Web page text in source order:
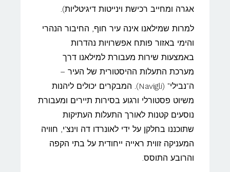
אגרה ומחייב רכישת וינייטות דיגיטליות).
למרות שמילאנו אינה עיר חוף, החיבור הנהרי
והימי באזור פותח אפשרויות נהדרות
באמצעות שירות מעבורת למילאנו דרך
מערכת התעלות ההיסטורית של העיר –
ה"נבילי" (Navigli). המבקרים יכולים ליהנות
משיוט פסטורלי ורגוע בסירות תיירים ומעבורת
נוסעים קטנות לאורך התעלות העתיקות
שתוכננו בחלקן על ידי לאונרדו דה וינצ'י, חוויה
המעניקה זווית ראייה ייחודית על בתי הקפה
והרובע התוסס.